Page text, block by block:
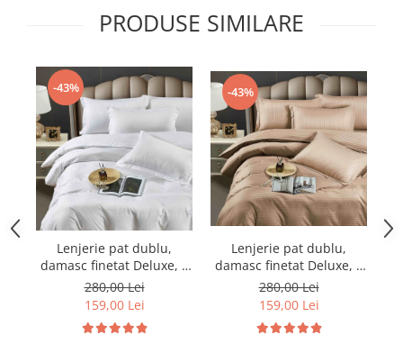
PRODUSE SIMILARE
-43%
Lenjerie pat dublu,
damasc finetat Deluxe, 6
piese, cearceaf pat cu
elastic, Alb
280,00 Lei
159,00 Lei
-43%
Lenjerie pat dublu,
damasc finetat Deluxe, 6
piese, cearceaf pat cu
elastic, Maro
280,00 Lei
159,00 Lei